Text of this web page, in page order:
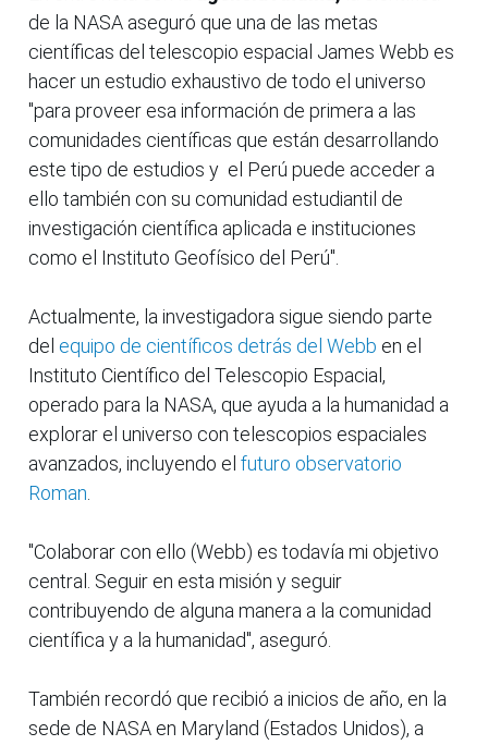
de la NASA aseguró que una de las metas
científicas del telescopio espacial James Webb es
hacer un estudio exhaustivo de todo el universo
"para proveer esa información de primera a las
comunidades científicas que están desarrollando
este tipo de estudios y el Perú puede acceder a
ello también con su comunidad estudiantil de
investigación científica aplicada e instituciones
como el Instituto Geofísico del Perú".
Actualmente, la investigadora sigue siendo parte
del equipo de científicos detrás del Webb en el
Instituto Científico del Telescopio Espacial,
operado para la NASA, que ayuda a la humanidad a
explorar el universo con telescopios espaciales
avanzados, incluyendo el futuro observatorio
Roman.
"Colaborar con ello (Webb) es todavía mi objetivo
central. Seguir en esta misión y seguir
contribuyendo de alguna manera a la comunidad
científica y a la humanidad", aseguró.
También recordó que recibió a inicios de año, en la
sede de NASA en Maryland (Estados Unidos), a